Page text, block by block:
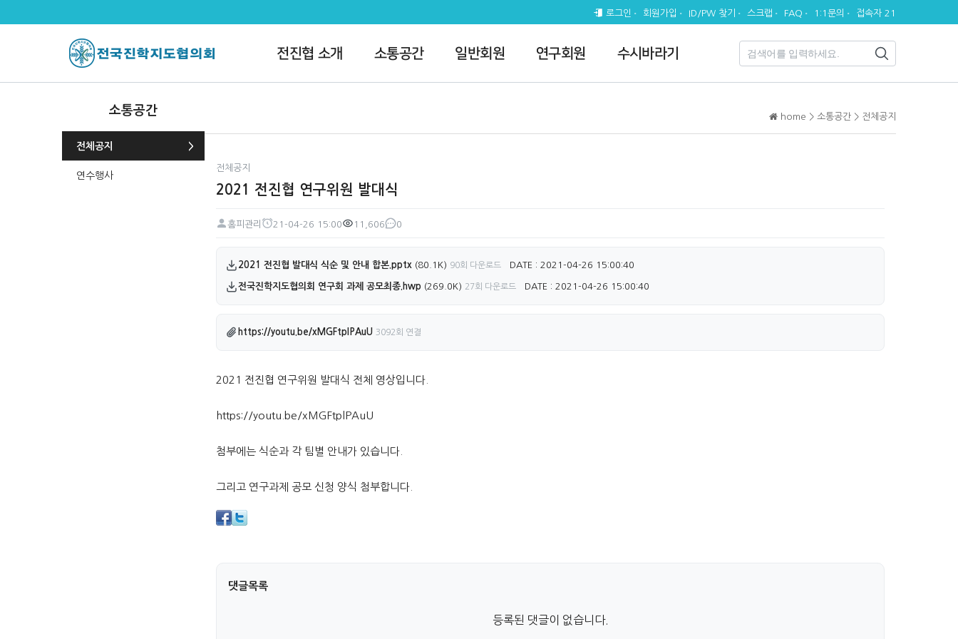
로그인 회원가입 ID/PW 찾기 스크랩 FAQ 1:1문의 접속자 21
전진협 소개 소통공간 일반회원 연구회원 수시바라기
소통공간
전체공지
연수행사
home > 소통공간 > 전체공지
전체공지
2021 전진협 연구위원 발대식
페이지 정보
홈피관리
21-04-26 15:00
11,606
0
첨부파일
2021 전진협 발대식 식순 및 안내 합본.pptx (80.1K) 90회 다운로드 DATE : 2021-04-26 15:00:40
전국진학지도협의회 연구회 과제 공모최종.hwp (269.0K) 27회 다운로드 DATE : 2021-04-26 15:00:40
관련링크
https://youtu.be/xMGFtplPAuU 3092회 연결
본문
2021 전진협 연구위원 발대식 전체 영상입니다.
https://youtu.be/xMGFtplPAuU
첨부에는 식순과 각 팀별 안내가 있습니다.
그리고 연구과제 공모 신청 양식 첨부합니다.
댓글목록
등록된 댓글이 없습니다.